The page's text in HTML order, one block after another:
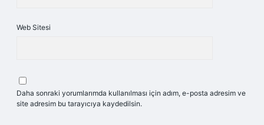
Web Sitesi
Daha sonraki yorumlarımda kullanılması için adım, e-posta adresim ve
site adresim bu tarayıcıya kaydedilsin.